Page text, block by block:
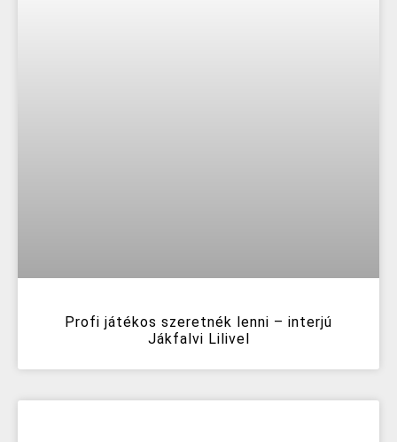
Profi játékos szeretnék lenni – interjú
Jákfalvi Lilivel